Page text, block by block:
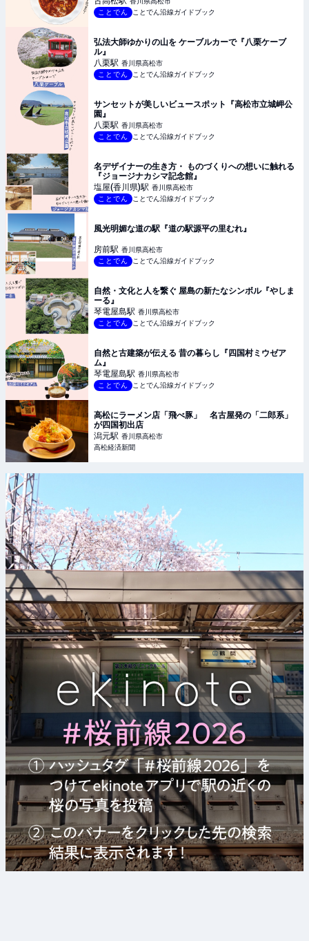
ことでん
ことでん沿線ガイドブック
弘法大師ゆかりの山を ケーブルカーで『八栗ケーブ
ル』
八栗駅 香川県高松市
ことでん
ことでん沿線ガイドブック
サンセットが美しいビュースポット『高松市立城岬公
園』
八栗駅 香川県高松市
ことでん
ことでん沿線ガイドブック
名デザイナーの生き方・ ものづくりへの想いに触れる
『ジョージナカシマ記念館』
塩屋(香川県)駅 香川県高松市
ことでん
ことでん沿線ガイドブック
風光明媚な道の駅『道の駅源平の里むれ』
房前駅 香川県高松市
ことでん
ことでん沿線ガイドブック
自然・文化と人を繋ぐ 屋島の新たなシンボル『やしま
ーる』
琴電屋島駅 香川県高松市
ことでん
ことでん沿線ガイドブック
自然と古建築が伝える 昔の暮らし『四国村ミウゼア
ム』
琴電屋島駅 香川県高松市
ことでん
ことでん沿線ガイドブック
高松にラーメン店「飛べ豚」 名古屋発の「二郎系」
が四国初出店
潟元駅 香川県高松市
高松経済新聞